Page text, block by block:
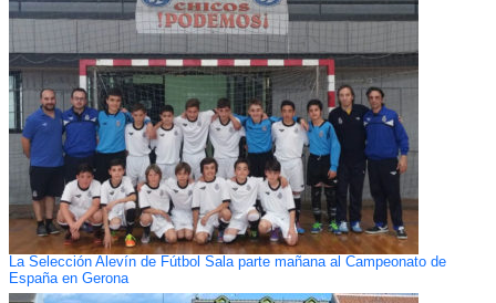
La Selección Alevín de Fútbol Sala parte mañana al Campeonato de
España en Gerona